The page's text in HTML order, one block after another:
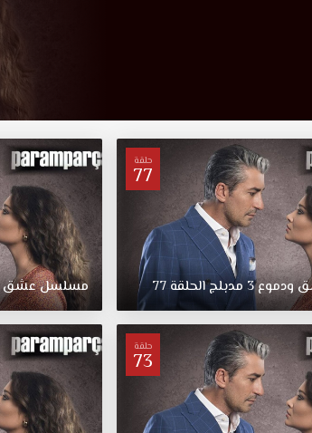
حلقة
77
ودموع3 مدبلجالحلقة77 مسلسلعشق
حلقة
73